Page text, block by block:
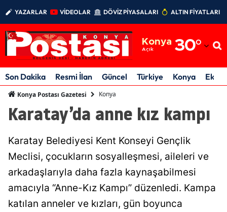
YAZARLAR VİDEOLAR DÖVİZ PİYASALARI ALTIN FİYATLARI
Konya
Açık 30°
Adıyaman
Afyonkarahisar
Amasya
Ankara
Antalya
Artvin
Son Dakika Resmi İlan Güncel Türkiye Konya
Konya Postası Gazetesi Konya
Karatay’da anne kız kampı
Karatay Belediyesi Kent Konseyi Gençlik
Meclisi, çocukların sosyalleşmesi, aileleri ve
arkadaşlarıyla daha fazla kaynaşabilmesi
amacıyla “Anne-Kız Kampı” düzenledi. Kampa
katılan anneler ve kızları, gün boyunca